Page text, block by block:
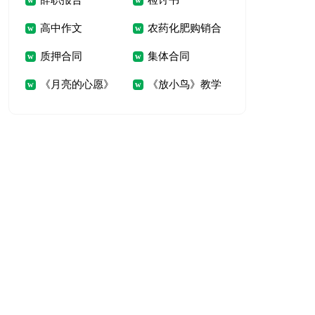
高中作文 农药化肥购销合
同
质押合同 集体合同
《月亮的心愿》 《放小鸟》教学